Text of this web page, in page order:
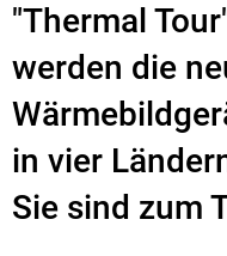
"Thermal
werden die
in vier
Sie sind zum